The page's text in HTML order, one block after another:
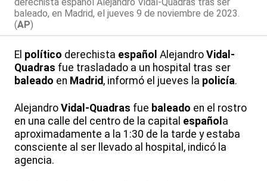
baleado, en Madrid, el jueves 9 de noviembre de 2023.
(AP)
El político derechista español Alejandro Vidal-
Quadras fue trasladado a un hospital tras ser
baleado en Madrid, informó el jueves la policía.
Alejandro Vidal-Quadras fue baleado en el rostro
en una calle del centro de la capital español a
aproximadamente a la 1:30 de la tarde y estaba
consciente al ser llevado al hospital, indicó la
agencia.